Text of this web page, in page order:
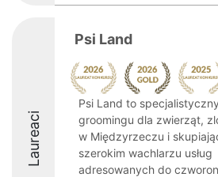
Laureaci
Psi Land
Psi Land to
groomingu dla zwierząt,
w Międzyrzeczu i
szerokim wachlarzu usług
adresowanych do